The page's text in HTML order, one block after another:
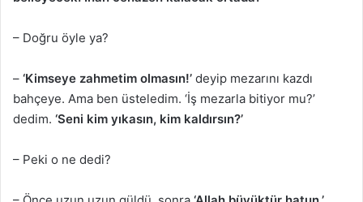
– Doğru öyle ya?
– ‘Kimseye zahmetim olmasın!’ deyip mezarını kazdı
bahçeye. Ama ben üsteledim. ‘İş mezarla bitiyor mu?’
dedim. ‘Seni kim yıkasın, kim kaldırsın?’
– Peki o ne dedi?